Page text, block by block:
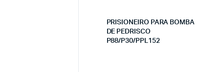
PRISIONEIRO PARA BOMBA
DE PEDRISCO
P88/P30/PPL152